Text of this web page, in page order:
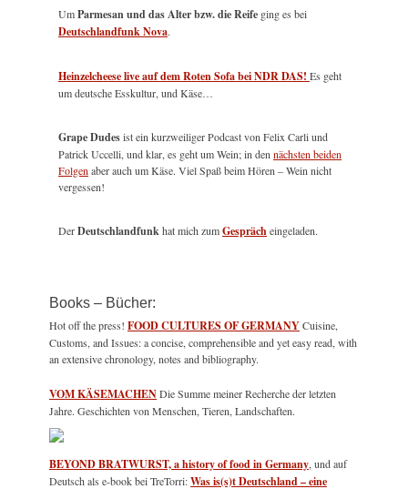
UmParmesan und das Alter bzw. die Reife ging es bei
Deutschlandfunk Nova.
Heinzelcheese live auf dem Roten Sofa bei NDR DAS! Es geht
um deutsche Esskultur, und Käse…
Grape Dudesist ein kurzweiliger Podcast von Felix Carli und
Patrick Uccelli, und klar, es geht um Wein; in den nächsten beiden
Folgen aber auch um Käse. Viel Spaß beim Hören – Wein nicht
vergessen!
DerDeutschlandfunkhat mich zumGesprächeingeladen.
Books – Bücher:
Hot off the press! FOOD CULTURES OF GERMANYCuisine,
Customs, and Issues: a concise, comprehensible and yet easy read, with
an extensive chronology, notes and bibliography.
VOM KÄSEMACHENDie Summe meiner Recherche der letzten
Jahre. Geschichten von Menschen, Tieren, Landschaften.
BEYOND BRATWURST, a history of food in Germany , und auf
Deutsch als e-book bei TreTorri:Was is(s)t Deutschland – eine